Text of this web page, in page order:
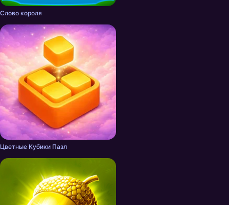
Слово короля
Цветные Кубики Пазл